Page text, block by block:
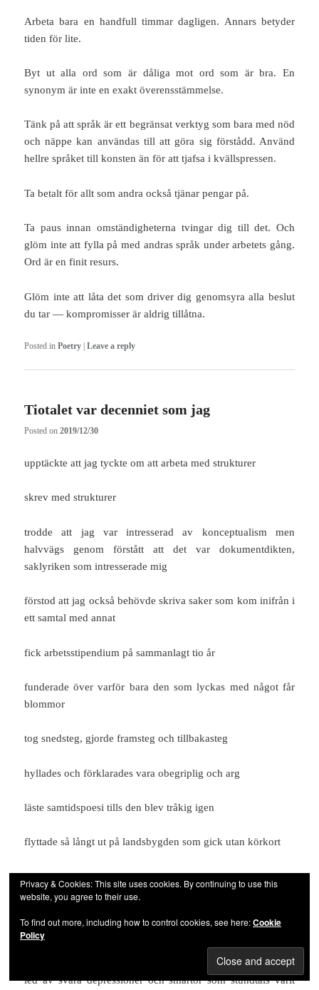
Arbeta bara en handfull timmar dagligen. Annars betyder
tiden för lite.
Byt ut alla ord som är dåliga mot ord som är bra. En
synonym är inte en exakt överensstämmelse.
Tänk på att språk är ett begränsat verktyg som bara med nöd
och näppe kan användas till att göra sig förstådd. Använd
hellre språket till konsten än för att tjafsa i kvällspressen.
Ta betalt för allt som andra också tjänar pengar på.
Ta paus innan omständigheterna tvingar dig till det. Och
glöm inte att fylla på med andras språk under arbetets gång.
Ord är en finit resurs.
Glöm inte att låta det som driver dig genomsyra alla beslut
du tar — kompromisser är aldrig tillåtna.
Posted in Poetry |Leave a reply
Tiotalet var decenniet som jag
Posted on2019/12/30
upptäckte att jag tyckte om att arbeta med strukturer
skrev med strukturer
trodde att jag var intresserad av konceptualism men
halvvägs genom förstått att det var dokumentdikten,
saklyriken som intresserade mig
förstod att jag också behövde skriva saker som kom inifrån i
ett samtal med annat
fick arbetsstipendium på sammanlagt tio år
funderade över varför bara den som lyckas med något får
blommor
tog snedsteg, gjorde framsteg och tillbakasteg
hyllades och förklarades vara obegriplig och arg
läste samtidspoesi tills den blev tråkig igen
flyttade så långt ut på landsbygden som gick utan körkort
tog körkort
led av svåra depressioner och smärtor som stundtals varit
Privacy & Cookies: This site uses cookies. By continuing to use this
website, you agree to their use.
To find out more, including how to control cookies, see here:Cookie
Policy